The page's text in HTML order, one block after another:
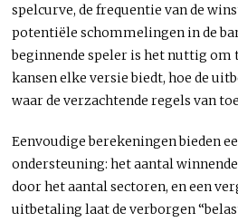
spelcurve, de frequentie van de
potentiële schommelingen in de
beginnende speler is het nuttig om
kansen elke versie biedt, hoe de
waar de verzachtende regels van
Eenvoudige berekeningen bieden
ondersteuning: het aantal
door het aantal sectoren, en een
uitbetaling laat de verborgen